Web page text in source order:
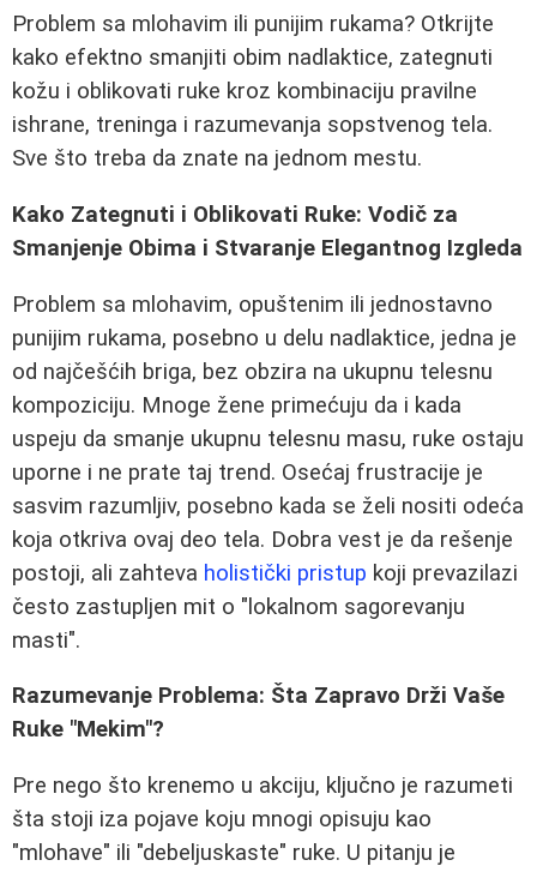
Problem sa mlohavim ili punijim rukama? Otkrijte
kako efektno smanjiti obim nadlaktice, zategnuti
kožu i oblikovati ruke kroz kombinaciju pravilne
ishrane, treninga i razumevanja sopstvenog tela.
Sve što treba da znate na jednom mestu.
Kako Zategnuti i Oblikovati Ruke: Vodič za
Smanjenje Obima i Stvaranje Elegantnog Izgleda
Problem sa mlohavim, opuštenim ili jednostavno
punijim rukama, posebno u delu nadlaktice, jedna je
od najčešćih briga, bez obzira na ukupnu telesnu
kompoziciju. Mnoge žene primećuju da i kada
uspeju da smanje ukupnu telesnu masu, ruke ostaju
uporne i ne prate taj trend. Osećaj frustracije je
sasvim razumljiv, posebno kada se želi nositi odeća
koja otkriva ovaj deo tela. Dobra vest je da rešenje
postoji, ali zahteva holistički pristup koji prevazilazi
često zastupljen mit o "lokalnom sagorevanju
masti".
Razumevanje Problema: Šta Zapravo Drži Vaše
Ruke "Mekim"?
Pre nego što krenemo u akciju, ključno je razumeti
šta stoji iza pojave koju mnogi opisuju kao
"mlohave" ili "debeljuskaste" ruke. U pitanju je